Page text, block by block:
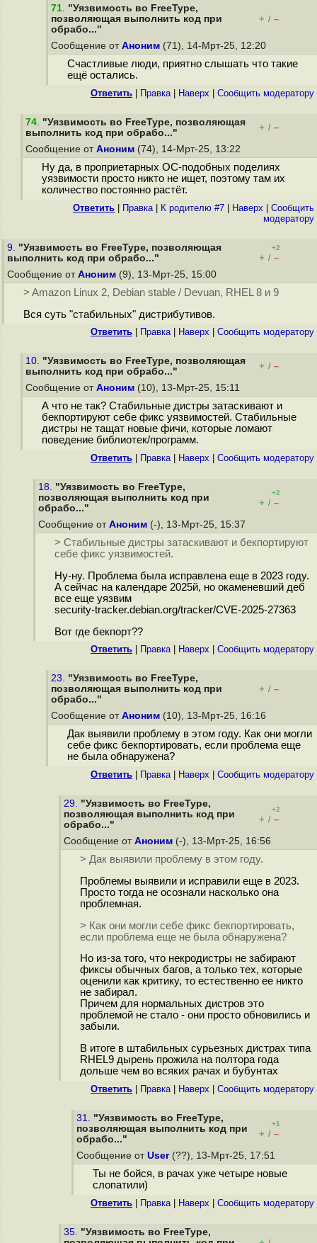
71. "Уязвимость во FreeType,
позволяющая выполнить код при
обрабо..."
+ / –
Сообщение от Аноним (71), 14-Мрт-25, 12:20
Cчастливые люди, приятно слышать что такие
ещё остались.
Ответить Правка| Наверх Cообщить модератору
74. "Уязвимость во FreeType, позволяющая
выполнить код при обрабо..."
+ / –
Сообщение от Аноним (74), 14-Мрт-25, 13:22
Ну да, в проприетарных ОС-подобных поделиях
уязвимости просто никто не ищет, поэтому там их
количество постоянно растёт.
Ответить Правка| К родителю #7 Наверх
Cообщить
модератору
9. "Уязвимость во FreeType, позволяющая
выполнить код при обрабо..."
+2
+ / –
Сообщение от Аноним (9), 13-Мрт-25, 15:00
> Amazon Linux 2, Debian stable / Devuan, RHEL 8 и 9
Вся суть "стабильных" дистрибутивов.
Ответить Правка| Наверх Cообщить модератору
10. "Уязвимость во FreeType, позволяющая
выполнить код при обрабо..."
+ / –
Сообщение от Аноним (10), 13-Мрт-25, 15:11
А что не так? Стабильные дистры затаскивают и
бекпортируют себе фикс уязвимостей. Стабильные
дистры не тащат новые фичи, которые ломают
поведение библиотек/программ.
Ответить Правка| Наверх Cообщить модератору
18. "Уязвимость во FreeType,
позволяющая выполнить код при
обрабо..."
+2
+ / –
Сообщение от Аноним (-), 13-Мрт-25, 15:37
> Стабильные дистры затаскивают и бекпортируют
себе фикс уязвимостей.
Ну-ну. Проблема была исправлена еще в 2023 году.
А сейчас на календаре 2025й, но окаменевший деб
все еще уязвим
security-tracker.debian.org/tracker/CVE-2025-27363
Вот где бекпорт??
Ответить Правка| Наверх Cообщить модератору
23. "Уязвимость во FreeType,
позволяющая выполнить код при
обрабо..."
+ / –
Сообщение от Аноним (10), 13-Мрт-25, 16:16
Дак выявили проблему в этом году. Как они могли
себе фикс бекпортировать, если проблема еще
не была обнаружена?
Ответить Правка| Наверх Cообщить модератору
29. "Уязвимость во FreeType,
позволяющая выполнить код при
обрабо..."
+2
+ / –
Сообщение от Аноним (-), 13-Мрт-25, 16:56
> Дак выявили проблему в этом году.
Проблемы выявили и исправили еще в 2023.
Просто тогда не осознали насколько она
проблемная.
> Как они могли себе фикс бекпортировать,
если проблема еще не была обнаружена?
Но из-за того, что некродистры не забирают
фиксы обычных багов, а только тех, которые
оценили как критику, то естественно ее никто
не забирал.
Причем для нормальных дистров это
проблемой не стало - они просто обновились и
забыли.
В итоге в шта6ильных сурьезных дистрах типа
RHEL9 дырень прожила на полтора года
дольше чем во всяких рачах и бубунтах
Ответить Правка| Наверх Cообщить модератору
31. "Уязвимость во FreeType,
позволяющая выполнить код при
обрабо..."
+1
+ / –
Сообщение от User(??), 13-Мрт-25, 17:51
Ты не бойся, в рачах уже четыре новые
слопатили)
Ответить Правка| Наверх Cообщить модератору
35. "Уязвимость во FreeType,